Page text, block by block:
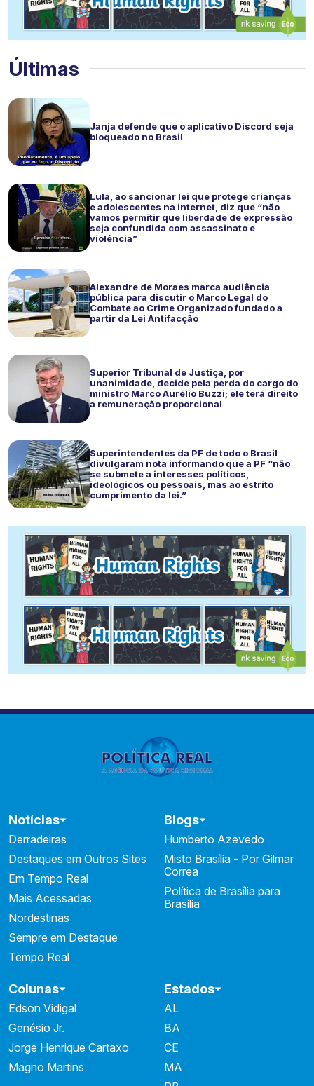
Últimas
Janja defende que o aplicativo Discord seja
bloqueado no Brasil
Lula, ao sancionar lei que protege crianças
e adolescentes na internet, diz que “não
vamos permitir que liberdade de expressão
seja confundida com assassinato e
violência”
Alexandre de Moraes marca audiência
pública para discutir o Marco Legal do
Combate ao Crime Organizado fundado a
partir da Lei Antifacção
Superior Tribunal de Justiça, por
unanimidade, decide pela perda do cargo do
ministro Marco Aurélio Buzzi; ele terá direito
a remuneração proporcional
Superintendentes da PF de todo o Brasil
divulgaram nota informando que a PF “não
se submete a interesses políticos,
ideológicos ou pessoais, mas ao estrito
cumprimento da lei.”
Derradeiras
Destaques em Outros Sites
Em Tempo Real
Mais Acessadas
Nordestinas
Sempre em Destaque
Tempo Real
Notícias
Humberto Azevedo
Misto Brasília - Por Gilmar
Correa
Política de Brasília para
Brasília
Blogs
Edson Vidigal
Genésio Jr.
Jorge Henrique Cartaxo
Magno Martins
Colunas
AL
BA
CE
MA
Estados